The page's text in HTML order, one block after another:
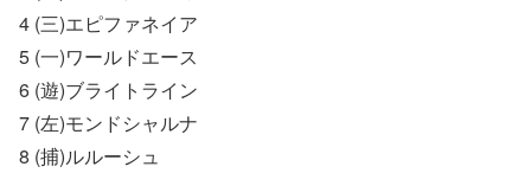
4 (三)エピファネイア
5 (一)ワールドエース
6 (遊)ブライトライン
7 (左)モンドシャルナ
8 (捕)ルルーシュ